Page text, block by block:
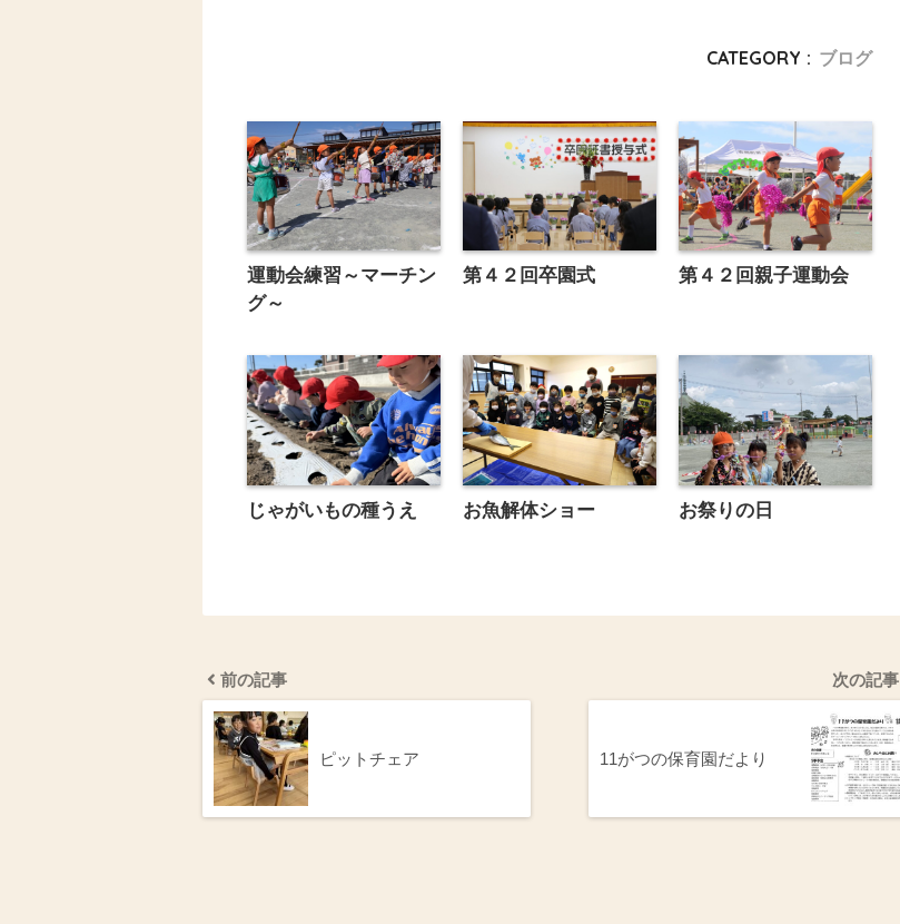
CATEGORY : ブログ
運動会練習～マーチン
グ～
第４２回卒園式 第４２回親子運動会
じゃがいもの種うえ お魚解体ショー お祭りの日
前の記事
ピットチェア
次の記事
11がつの保育園だより